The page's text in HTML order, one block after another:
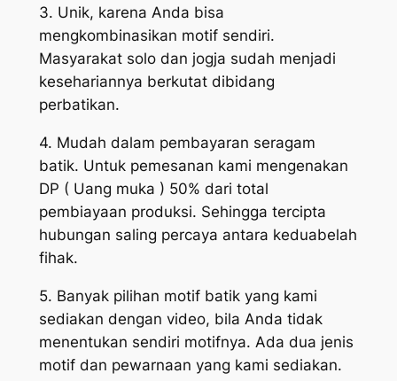
3. Unik, karena Anda bisa
mengkombinasikan motif sendiri.
Masyarakat solo dan jogja sudah menjadi
kesehariannya berkutat dibidang
perbatikan.
4. Mudah dalam pembayaran seragam
batik. Untuk pemesanan kami mengenakan
DP ( Uang muka ) 50% dari total
pembiayaan produksi. Sehingga tercipta
hubungan saling percaya antara keduabelah
fihak.
5. Banyak pilihan motif batik yang kami
sediakan dengan video, bila Anda tidak
menentukan sendiri motifnya. Ada dua jenis
motif dan pewarnaan yang kami sediakan.